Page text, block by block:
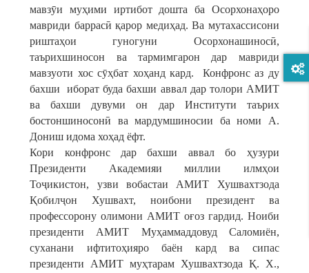
мавзӯи муҳими иртибот дошта ба Осорхонаҳоро
мавриди баррасӣ қарор медиҳад. Ва мутахассисони
риштаҳои гуногуни Осорхонашиносӣ,
таърихшиносон ва тармимгарон дар мавриди
мавзуоти хос сӯҳбат хоҳанд кард. Конфронс аз ду
бахши иборат буда бахши аввал дар толори АМИТ
ва бахши дувуми он дар Институти таърих
бостоншиносонӣ ва мардумшиносии ба номи А.
Дониш идома хоҳад ёфт.
Кори конфронс дар бахши аввал бо ҳузури
Президенти Академияи миллии илмҳои
Тоҷикистон, узви вобастаи АМИТ Хушвахтзода
Қобилҷон Хушвахт, ноибони президент ва
профессорону олимони АМИТ оғоз гардид. Ноиби
президенти АМИТ Муҳаммаддовуд Саломиён,
суханани ифтитоҳияро баён кард ва сипас
президенти АМИТ муҳтарам Хушвахтзода Қ. Х.,